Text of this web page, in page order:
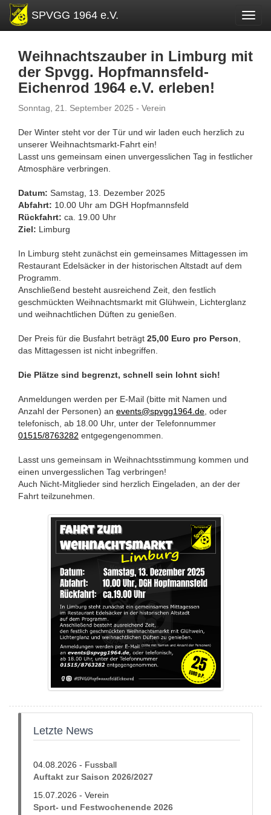
SPVGG 1964 e.V.
Weihnachtszauber in Limburg mit
der Spvgg. Hopfmannsfeld-
Eichenrod 1964 e.V. erleben!
Sonntag, 21. September 2025 - Verein
Der Winter steht vor der Tür und wir laden euch herzlich zu
unserer Weihnachtsmarkt-Fahrt ein!
Lasst uns gemeinsam einen unvergesslichen Tag in festlicher
Atmosphäre verbringen.
Datum: Samstag, 13. Dezember 2025
Abfahrt: 10.00 Uhr am DGH Hopfmannsfeld
Rückfahrt: ca. 19.00 Uhr
Ziel: Limburg
In Limburg steht zunächst ein gemeinsames Mittagessen im
Restaurant Edelsäcker in der historischen Altstadt auf dem
Programm.
Anschließend besteht ausreichend Zeit, den festlich
geschmückten Weihnachtsmarkt mit Glühwein, Lichterglanz
und weihnachtlichen Düften zu genießen.
Der Preis für die Busfahrt beträgt 25,00 Euro pro Person
das Mittagessen ist nicht inbegriffen.
Die Plätze sind begrenzt, schnell sein lohnt sich!
Anmeldungen werden per E-Mail (bitte mit Namen und
Anzahl der Personen) an events@spvgg1964.de , oder
telefonisch, ab 18.00 Uhr, unter der Telefonnummer
01515/8763282 entgegengenommen.
Lasst uns gemeinsam in Weihnachtsstimmung kommen und
einen unvergesslichen Tag verbringen!
Auch Nicht-Mitglieder sind herzlich Eingeladen, an der der
Fahrt teilzunehmen.
Letzte News
04.08.2026 - Fussball
Auftakt zur Saison 2026/2027
15.07.2026 - Verein
Sport- und Festwochenende 2026